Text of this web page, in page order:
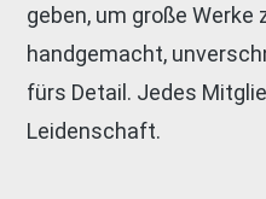
geben, um große
handgemacht,
fürs Detail. Jedes
Leidenschaft.